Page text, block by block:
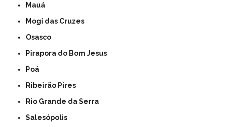
Mauá
Mogi das Cruzes
Osasco
Pirapora do Bom Jesus
Poá
Ribeirão Pires
Rio Grande da Serra
Salesópolis